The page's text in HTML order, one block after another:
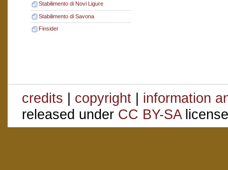
Stabilimento di Novi Ligure
Stabilimento di Savona
Finsider
credits | copyright | information
released under CC BY-SA